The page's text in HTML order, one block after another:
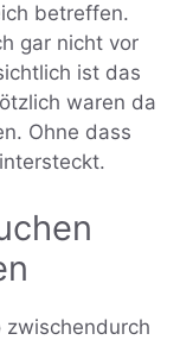
betreffen.
gar nicht vor
ist das
waren da
Ohne dass
zwischendurch